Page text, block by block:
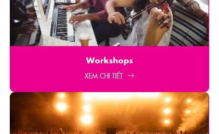
Workshops
XEM CHI TIẾT